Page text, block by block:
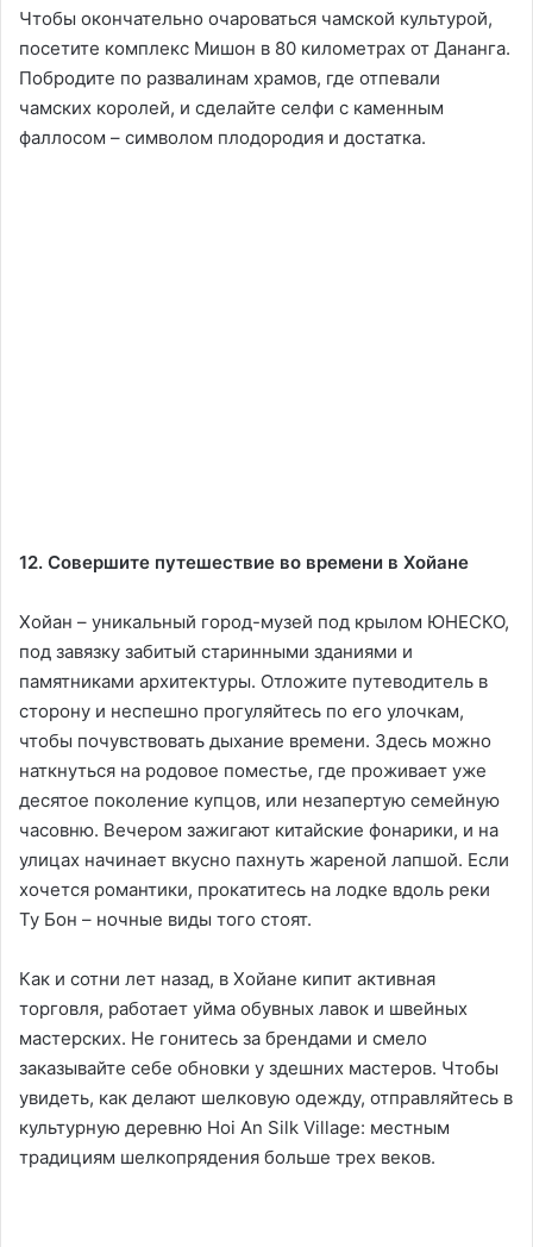
Чтобы окончательно очароваться чамской культурой,
посетите комплекс Мишон в 80 километрах от Дананга.
Побродите по развалинам храмов, где отпевали
чамских королей, и сделайте селфи с каменным
фаллосом – символом плодородия и достатка.
12. Совершите путешествие во времени в Хойане
Хойан – уникальный город-музей под крылом ЮНЕСКО,
под завязку забитый старинными зданиями и
памятниками архитектуры. Отложите путеводитель в
сторону и неспешно прогуляйтесь по его улочкам,
чтобы почувствовать дыхание времени. Здесь можно
наткнуться на родовое поместье, где проживает уже
десятое поколение купцов, или незапертую семейную
часовню. Вечером зажигают китайские фонарики, и на
улицах начинает вкусно пахнуть жареной лапшой. Если
хочется романтики, прокатитесь на лодке вдоль реки
Ту Бон – ночные виды того стоят.
Как и сотни лет назад, в Хойане кипит активная
торговля, работает уйма обувных лавок и швейных
мастерских. Не гонитесь за брендами и смело
заказывайте себе обновки у здешних мастеров. Чтобы
увидеть, как делают шелковую одежду, отправляйтесь в
культурную деревню Hoi An Silk Village: местным
традициям шелкопрядения больше трех веков.